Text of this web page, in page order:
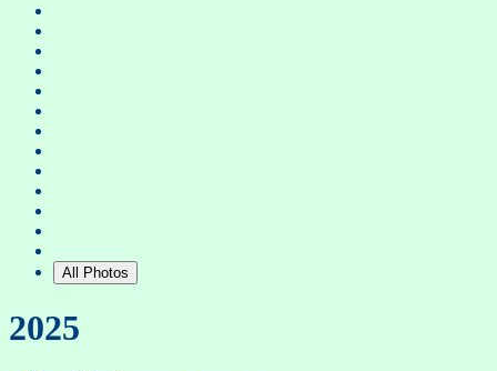
All Photos
2025